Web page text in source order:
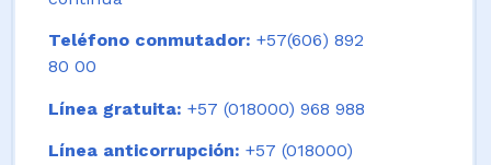
Teléfono conmutador: +57(606) 892
80 00
Línea gratuita: +57 (018000) 968 988
Línea anticorrupción: +57 (018000)